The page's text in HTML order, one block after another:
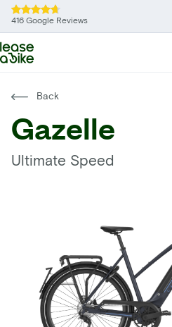
416 Google Reviews
Back
Gazelle
Ultimate Speed